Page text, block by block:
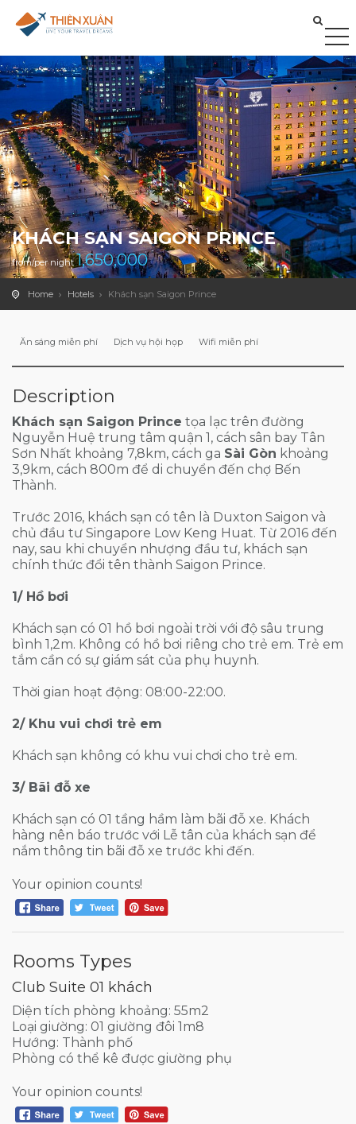
KHÁCH SẠN SAIGON PRINCE
from/per night1,650,000
Home Hotels Khách sạn Saigon Prince
Ăn sáng miễn phí Dịch vụ hội họp Wifi miễn phí
Description
Khách sạn Saigon Prince tọa lạc trên đường
Nguyễn Huệ trung tâm quận 1, cách sân bay Tân
Sơn Nhất khoảng 7,8km, cách ga Sài Gòn khoảng
3,9km, cách 800m để di chuyển đến chợ Bến
Thành.
Trước 2016, khách sạn có tên là Duxton Saigon và
chủ đầu tư Singapore Low Keng Huat. Từ 2016 đến
nay, sau khi chuyển nhượng đầu tư, khách sạn
chính thức đổi tên thành Saigon Prince.
1/ Hồ bơi
Khách sạn có 01 hồ bơi ngoài trời với độ sâu trung
bình 1,2m. Không có hồ bơi riêng cho trẻ em. Trẻ em
tắm cần có sự giám sát của phụ huynh.
Thời gian hoạt động: 08:00-22:00.
2/ Khu vui chơi trẻ em
Khách sạn không có khu vui chơi cho trẻ em.
3/ Bãi đỗ xe
Khách sạn có 01 tầng hầm làm bãi đỗ xe. Khách
hàng nên báo trước với Lễ tân của khách sạn để
nắm thông tin bãi đỗ xe trước khi đến.
Your opinion counts!
Rooms Types
Club Suite 01 khách
Diện tích phòng khoảng: 55m2
Loại giường: 01 giường đôi 1m8
Hướng: Thành phố
Phòng có thể kê được giường phụ
Your opinion counts!